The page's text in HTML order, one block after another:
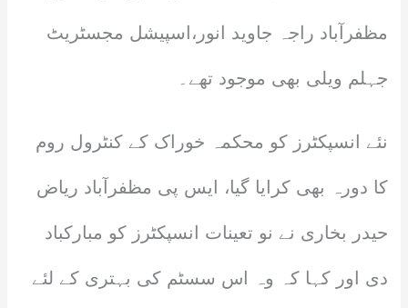
مظفرآباد راجہ جاوید انور،اسپیشل مجسٹریٹ
جہلم ویلی بھی موجود تھے۔
نئے انسپکٹرز کو محکمہ خوراک کے کنٹرول روم
کا دورہ بھی کرایا گیا، ایس پی مظفرآباد ریاض
حیدر بخاری نے نو تعینات انسپکٹرز کو مبارکباد
دی اور کہا کہ وہ اس سسٹم کی بہتری کے لئے